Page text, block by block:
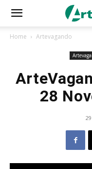
Home Artevagando
28